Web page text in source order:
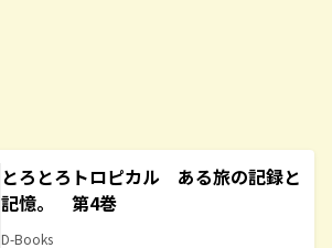
とろとろトロピカル ある旅の記録と
記憶。 第4巻
D-Books